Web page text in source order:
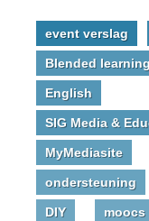
event verslag
Blended
English
SIG Media &
MyMediasite
ondersteuning
DIY moocs